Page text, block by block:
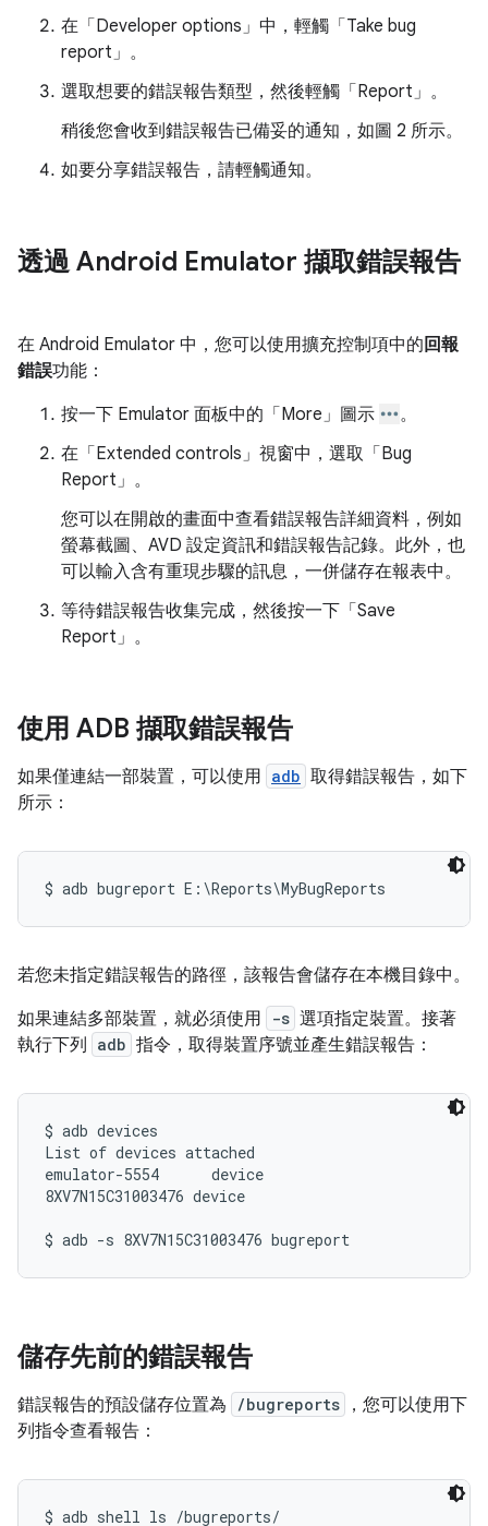
在「Developer options」 中，輕觸「Take bug
report」 。
選取想要的錯誤報告類型，然後輕觸「Report」 。
稍後您會收到錯誤報告已備妥的通知，如圖 2 所示。
如要分享錯誤報告，請輕觸通知。
透過 Android Emulator 擷取錯誤報告
在 Android Emulator 中，您可以使用擴充控制項中的 回報
錯誤功能：
按一下 Emulator 面板中的「More」 圖示
。
在「Extended controls」 視窗中，選取「Bug
Report」 。
您可以在開啟的畫面中查看錯誤報告詳細資料，例如
螢幕截圖、AVD 設定資訊和錯誤報告記錄。此外，也
可以輸入含有重現步驟的訊息，一併儲存在報表中。
等待錯誤報告收集完成，然後按一下「Save
Report」 。
使用 ADB 擷取錯誤報告
如果僅連結一部裝置，可以使用 adb 取得錯誤報告，如下
所示：
若您未指定錯誤報告的路徑，該報告會儲存在本機目錄中。
如果連結多部裝置，就必須使用
-s 選項指定裝置。接著
執行下列
adb 指令，取得裝置序號並產生錯誤報告：
$ adb devices
List of devices attached
emulator-5554      device
8XV7N15C31003476 device
儲存先前的錯誤報告
錯誤報告的預設儲存位置為 /bugreports
，您可以使用下
列指令查看報告：
$ adb shell ls /bugreports/